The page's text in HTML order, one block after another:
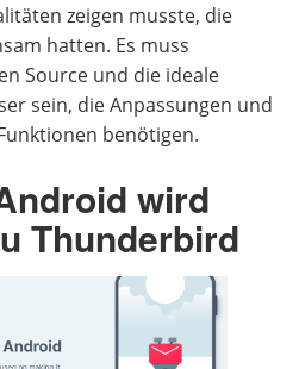
zeigen musste, die
hatten. Es muss
Source und die ideale
sein, die Anpassungen und
benötigen.
wird
Thunderbird